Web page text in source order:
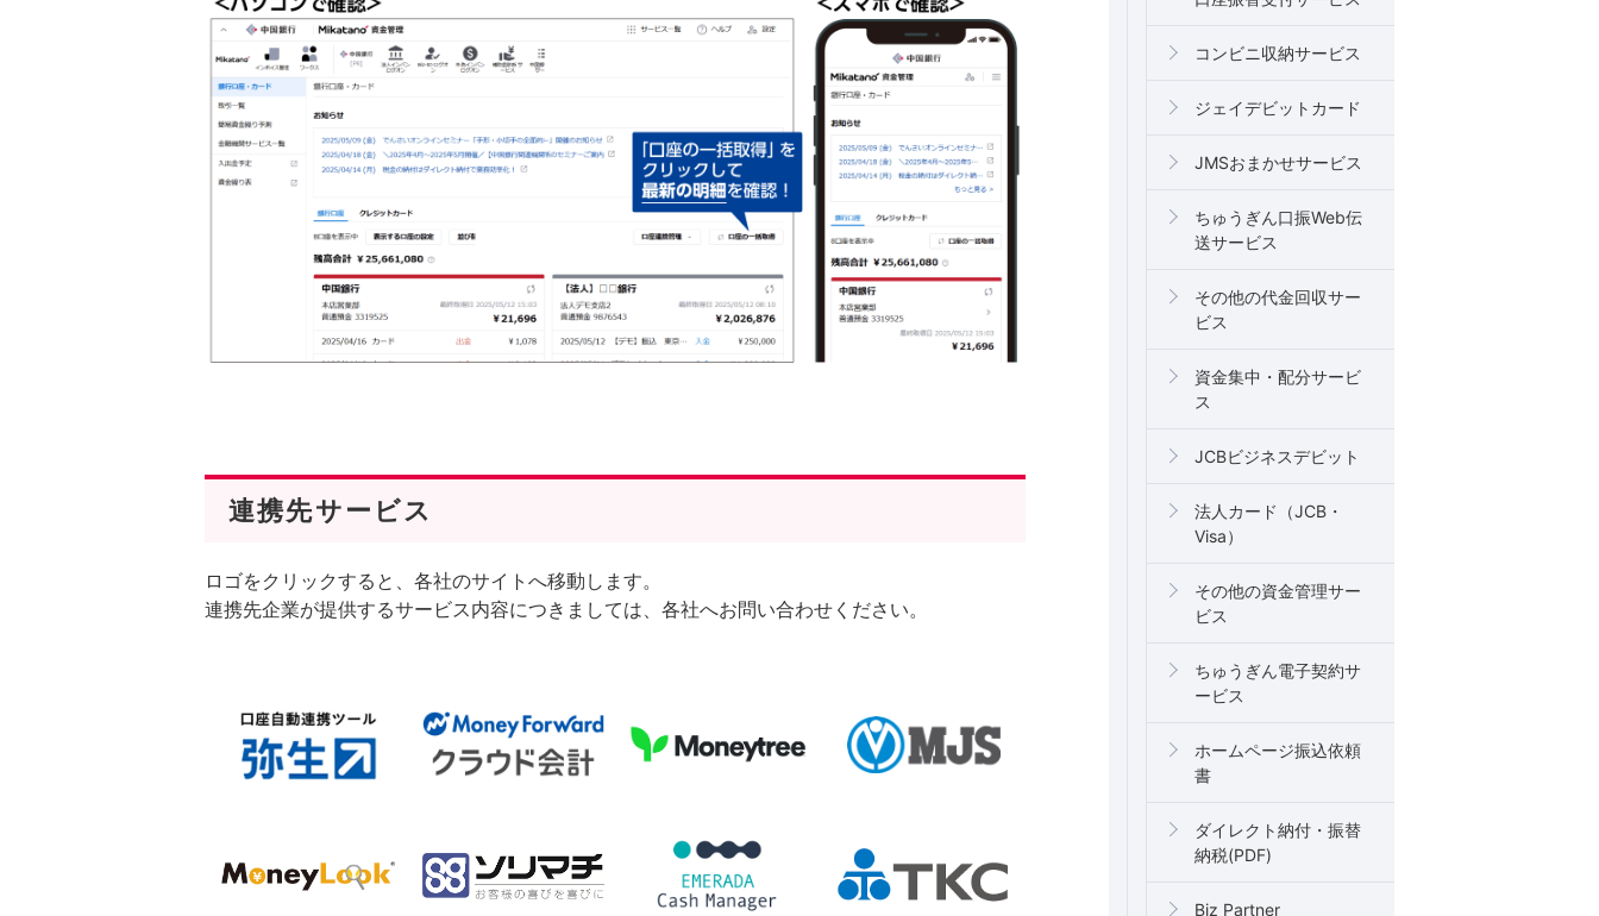
連携先サービス
ロゴをクリックすると、各社のサイトへ移動します。
連携先企業が提供するサービス内容につきましては、各社へお問い合わせください。
コンビニ収納サービス
ジェイデビットカード
JMSおまかせサービス
ちゅうぎん口振Web伝
送サービス
その他の代金回収サー
ビス
資金集中・配分サービ
ス
JCBビジネスデビット
法人カード（JCB・
Visa）
その他の資金管理サー
ビス
ちゅうぎん電子契約サ
ービス
ホームページ振込依頼
書
ダイレクト納付・振替
納税(PDF)
Biz Partner